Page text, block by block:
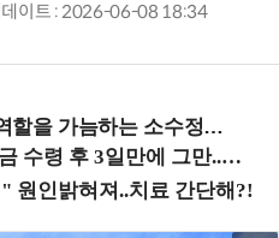
데이트 : 2026-06-08 18:34
수정예 실습 워크숍 (8/28 신논현역)